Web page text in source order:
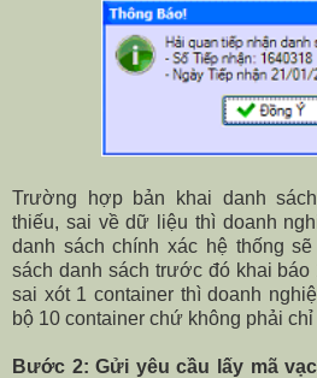
Trường hợp bản khai danh
thiếu, sai về dữ liệu thì doanh
danh sách chính xác hệ thống
sách danh sách trước đó khai
sai xót 1 container thì doanh
bộ 10 container chứ không phải
Bước 2: Gửi yêu cầu lấy mã